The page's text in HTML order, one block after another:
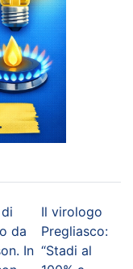
da
In
Il virologo
Pregliasco:
“Stadi al